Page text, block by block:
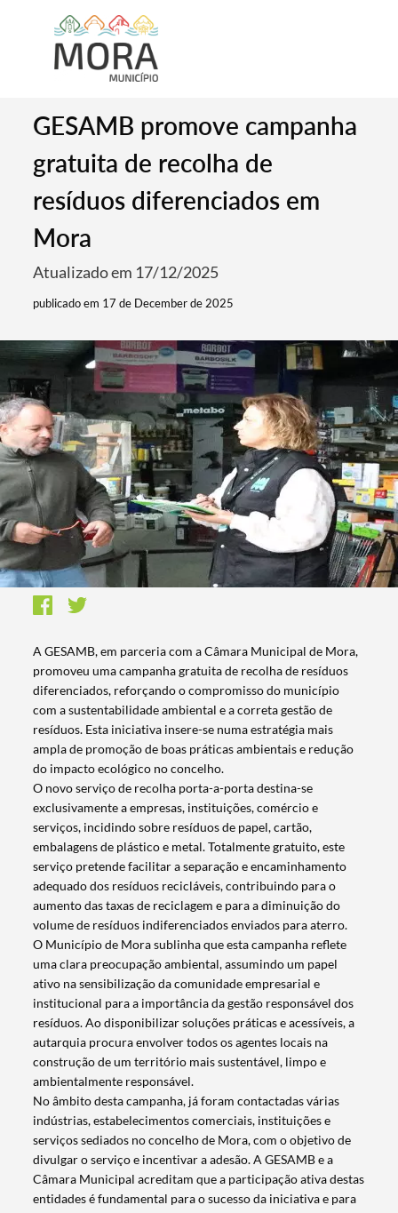
Termo de Pesquisa
GESAMB promove campanha
gratuita de recolha de
resíduos diferenciados em
Mora
Atualizado em 17/12/2025
publicado em 17 de December de 2025
A GESAMB, em parceria com a Câmara Municipal de Mora,
promoveu uma campanha gratuita de recolha de resíduos
diferenciados, reforçando o compromisso do município
com a sustentabilidade ambiental e a correta gestão de
resíduos. Esta iniciativa insere-se numa estratégia mais
ampla de promoção de boas práticas ambientais e redução
do impacto ecológico no concelho.
O novo serviço de recolha porta-a-porta destina-se
exclusivamente a empresas, instituições, comércio e
serviços, incidindo sobre resíduos de papel, cartão,
embalagens de plástico e metal. Totalmente gratuito, este
serviço pretende facilitar a separação e encaminhamento
adequado dos resíduos recicláveis, contribuindo para o
aumento das taxas de reciclagem e para a diminuição do
volume de resíduos indiferenciados enviados para aterro.
O Município de Mora sublinha que esta campanha reflete
uma clara preocupação ambiental, assumindo um papel
ativo na sensibilização da comunidade empresarial e
institucional para a importância da gestão responsável dos
resíduos. Ao disponibilizar soluções práticas e acessíveis, a
autarquia procura envolver todos os agentes locais na
construção de um território mais sustentável, limpo e
ambientalmente responsável.
No âmbito desta campanha, já foram contactadas várias
indústrias, estabelecimentos comerciais, instituições e
serviços sediados no concelho de Mora, com o objetivo de
divulgar o serviço e incentivar a adesão. A GESAMB e a
Câmara Municipal acreditam que a participação ativa destas
entidades é fundamental para o sucesso da iniciativa e para